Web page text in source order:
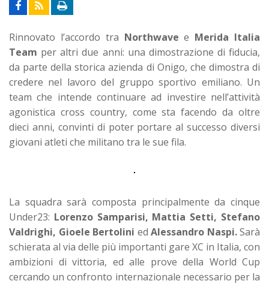
Rinnovato l’accordo tra Northwave e Merida Italia
Team per altri due anni: una dimostrazione di fiducia,
da parte della storica azienda di Onigo, che dimostra di
credere nel lavoro del gruppo sportivo emiliano. Un
team che intende continuare ad investire nell’attività
agonistica cross country, come sta facendo da oltre
dieci anni, convinti di poter portare al successo diversi
giovani atleti che militano tra le sue fila.
La squadra sarà composta principalmente da cinque
Under23: Lorenzo Samparisi, Mattia Setti, Stefano
Valdrighi, Gioele Bertolini ed Alessandro Naspi.Sarà
schierata al via delle più importanti gare XC in Italia, con
ambizioni di vittoria, ed alle prove della World Cup
cercando un confronto internazionale necessario per la